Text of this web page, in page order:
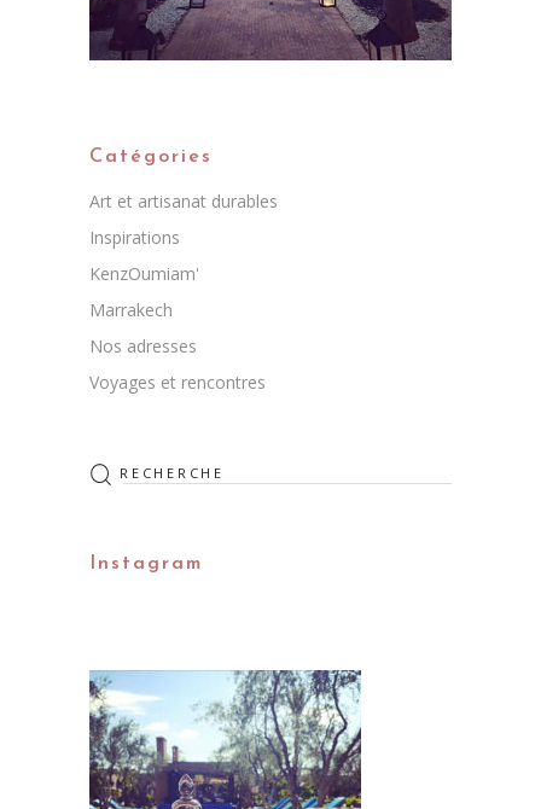
Catégories
Art et artisanat durables
Inspirations
KenzOumiam'
Marrakech
Nos adresses
Voyages et rencontres
Rechercher
:
Instagram